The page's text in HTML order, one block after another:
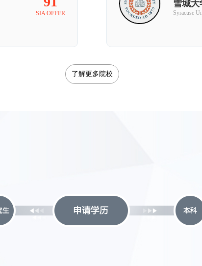
SIA OFFER
雪城大
Syracuse
了解更多院校